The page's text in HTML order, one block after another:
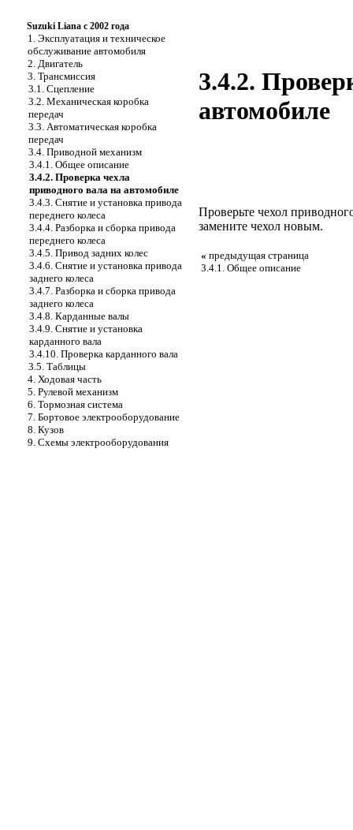
Suzuki Liana с 2002 года
1. Эксплуатация и техническое
обслуживание автомобиля
2. Двигатель
3. Трансмиссия
3.1. Сцепление
3.2. Механическая коробка
передач
3.3. Автоматическая коробка
передач
3.4. Приводной механизм
3.4.1. Общее описание
3.4.2. Проверка чехла
приводного вала на автомобиле
3.4.3. Снятие и установка привода
переднего колеса
3.4.4. Разборка и сборка привода
переднего колеса
3.4.5. Привод задних колес
3.4.6. Снятие и установка привода
заднего колеса
3.4.7. Разборка и сборка привода
заднего колеса
3.4.8. Карданные валы
3.4.9. Снятие и установка
карданного вала
3.4.10. Проверка карданного вала
3.5. Таблицы
4. Ходовая часть
5. Рулевой механизм
6. Тормозная система
7. Бортовое электрооборудование
8. Кузов
9. Схемы электрооборудования
3.4.2.
автомобиле
Проверьте чехол
замените чехол новым.
« предыдущая страница
3.4.1. Общее описание